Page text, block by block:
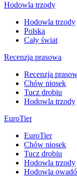
Hodowla trzody
Hodowla trzody
Polska
Cały świat
Recenzja prasowa
Recenzja
Chów niosek
Tucz drobiu
Hodowla trzody
EuroTier
EuroTier
Chów niosek
Tucz drobiu
Hodowla trzody
Hodowla